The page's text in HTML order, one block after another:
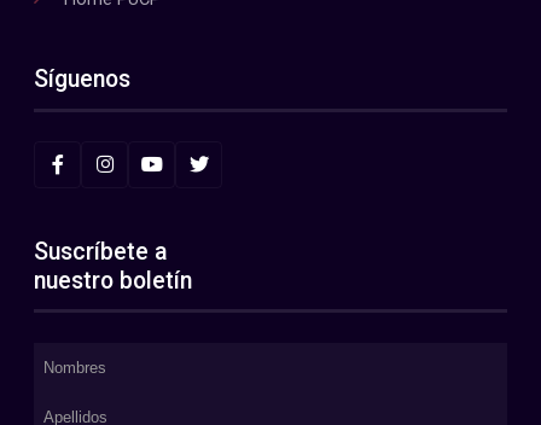
Síguenos
Suscríbete a
nuestro boletín